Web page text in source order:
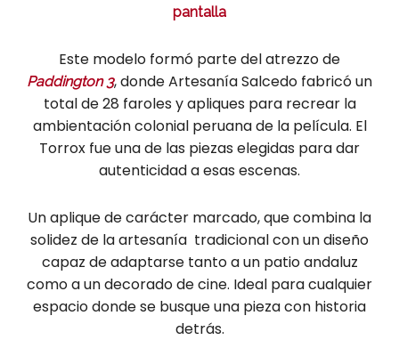
pantalla
Este modelo formó parte del atrezzo de
Paddington 3, donde Artesanía Salcedo fabricó un
total de 28 faroles y apliques para recrear la
ambientación colonial peruana de la película. El
Torrox fue una de las piezas elegidas para dar
autenticidad a esas escenas.
Un aplique de carácter marcado, que combina la
solidez de la artesanía tradicional con un diseño
capaz de adaptarse tanto a un patio andaluz
como a un decorado de cine. Ideal para cualquier
espacio donde se busque una pieza con historia
detrás.